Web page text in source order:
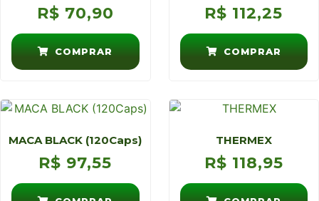
R$ 70,90
COMPRAR
R$ 112,25
COMPRAR
MACA BLACK (120Caps)
R$ 97,55
THERMEX
R$ 118,95